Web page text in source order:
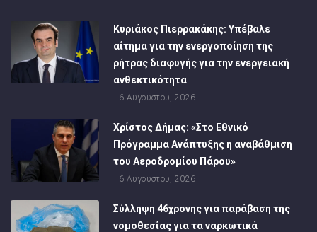
Κυριάκος Πιερρακάκης: Υπέβαλε
αίτημα για την ενεργοποίηση της
ρήτρας διαφυγής για την ενεργειακή
ανθεκτικότητα
6 Αυγούστου, 2026
Χρίστος Δήμας: «Στο Εθνικό
Πρόγραμμα Ανάπτυξης η αναβάθμιση
του Αεροδρομίου Πάρου»
6 Αυγούστου, 2026
Σύλληψη 46χρονης για παράβαση της
νομοθεσίας για τα ναρκωτικά